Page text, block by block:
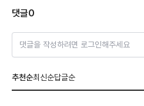
댓글0
댓글을 작성하려면 로그인해주세요
추천순최신순답글순